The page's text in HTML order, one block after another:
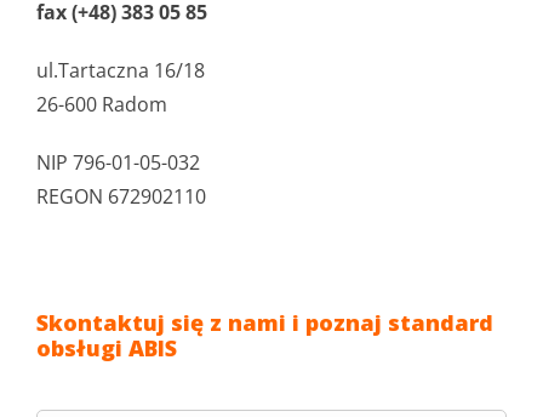
Serwis odzieży roboczej
Oferta
fax (+48) 383 05 85
ul.Tartaczna 16/18
26-600 Radom
NIP 796-01-05-032
REGON 672902110
Skontaktuj się z nami i poznaj standard
obsługi ABIS